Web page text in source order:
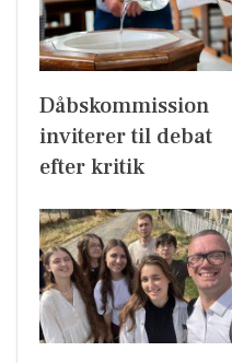
Dåbskommission
inviterer til debat
efter kritik